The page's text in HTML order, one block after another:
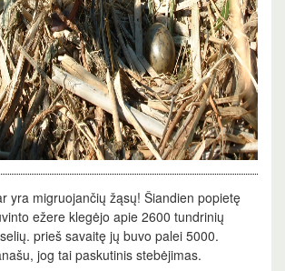
yra migruojančių žąsų! Šiandien popietę
ežere klegėjo apie 2600 tundrinių
prieš savaitę jų buvo palei 5000.
jog tai paskutinis stebėjimas.